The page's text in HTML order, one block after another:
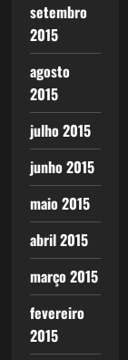
setembro
2015
agosto
2015
julho 2015
junho 2015
maio 2015
abril 2015
março 2015
fevereiro
2015